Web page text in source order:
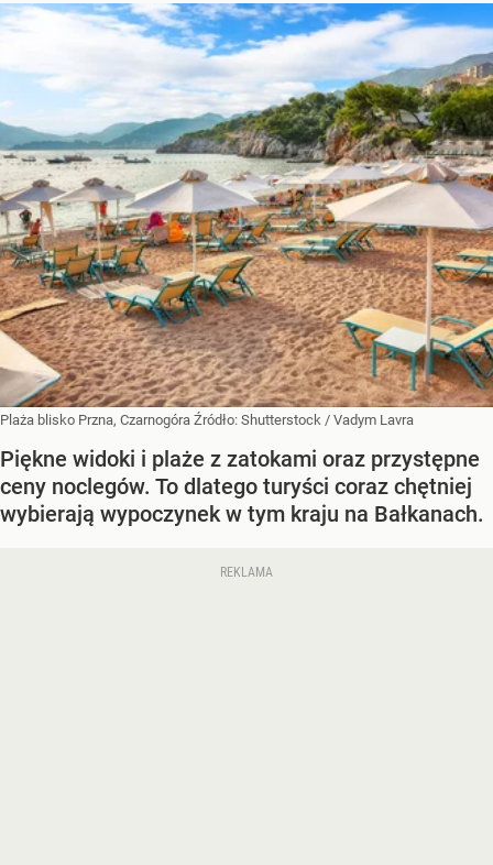
Plaża blisko Przna, Czarnogóra Źródło: Shutterstock / Vadym Lavra
Piękne widoki i plaże z zatokami oraz przystępne
ceny noclegów. To dlatego turyści coraz chętniej
wybierają wypoczynek w tym kraju na Bałkanach.